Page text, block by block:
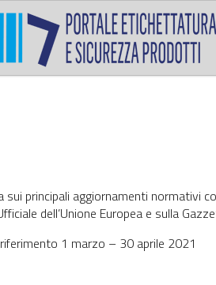
sui principali aggiornamenti normativi
dell’Unione Europea e sulla
1 marzo – 30 aprile 2021